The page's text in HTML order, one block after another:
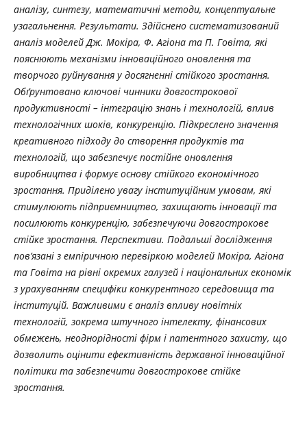
аналізу, синтезу, математичні методи, концептуальне
узагальнення. Результати. Здійснено систематизований
аналіз моделей Дж. Мокіра, Ф. Агіона та П. Говіта, які
пояснюють механізми інноваційного оновлення та
творчого руйнування у досягненні стійкого зростання.
Обґрунтовано ключові чинники довгострокової
продуктивності – інтеграцію знань і технологій, вплив
технологічних шоків, конкуренцію. Підкреслено значення
креативного підходу до створення продуктів та
технологій, що забезпечує постійне оновлення
виробництва і формує основу стійкого економічного
зростання. Приділено увагу інституційним умовам, які
стимулюють підприємництво, захищають інновації та
посилюють конкуренцію, забезпечуючи довгострокове
стійке зростання. Перспективи. Подальші дослідження
пов’язані з емпіричною перевіркою моделей Мокіра, Агіона
та Говіта на рівні окремих галузей і національних економік
з урахуванням специфіки конкурентного середовища та
інституцій. Важливими є аналіз впливу новітніх
технологій, зокрема штучного інтелекту, фінансових
обмежень, неоднорідності фірм і патентного захисту, що
дозволить оцінити ефективність державної інноваційної
політики та забезпечити довгострокове стійке
зростання.